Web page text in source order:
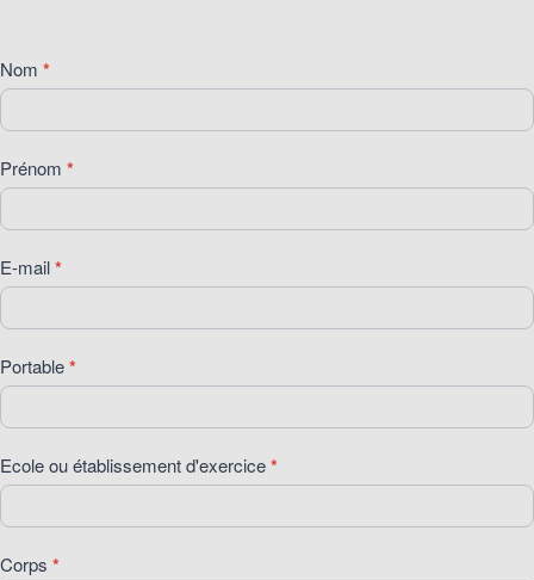
Nom *
Prénom *
E-mail*
Portable*
Ecole ou établissement d'exercice*
Corps *